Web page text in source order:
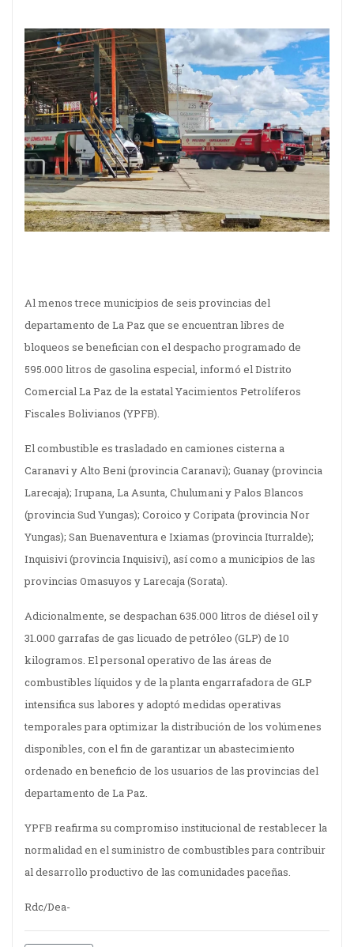
Al menos trece municipios de seis provincias del
departamento de La Paz que se encuentran libres de
bloqueos se benefician con el despacho programado de
595.000 litros de gasolina especial, informó el Distrito
Comercial La Paz de la estatal Yacimientos Petrolíferos
Fiscales Bolivianos (YPFB).
El combustible es trasladado en camiones cisterna a
Caranavi y Alto Beni (provincia Caranavi); Guanay (provincia
Larecaja); Irupana, La Asunta, Chulumani y Palos Blancos
(provincia Sud Yungas); Coroico y Coripata (provincia Nor
Yungas); San Buenaventura e Ixiamas (provincia Iturralde);
Inquisivi (provincia Inquisivi), así como a municipios de las
provincias Omasuyos y Larecaja (Sorata).
Adicionalmente, se despachan 635.000 litros de diésel oil y
31.000 garrafas de gas licuado de petróleo (GLP) de 10
kilogramos. El personal operativo de las áreas de
combustibles líquidos y de la planta engarrafadora de GLP
intensifica sus labores y adoptó medidas operativas
temporales para optimizar la distribución de los volúmenes
disponibles, con el fin de garantizar un abastecimiento
ordenado en beneficio de los usuarios de las provincias del
departamento de La Paz.
YPFB reafirma su compromiso institucional de restablecer la
normalidad en el suministro de combustibles para contribuir
al desarrollo productivo de las comunidades paceñas.
Rdc/Dea-